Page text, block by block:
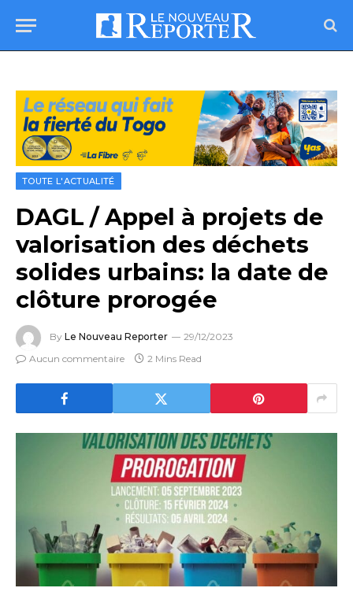
TOUTE L'ACTUALITÉ
DAGL / Appel à projets de
valorisation des déchets
solides urbains: la date de
clôture prorogée
By Le Nouveau Reporter
29/12/2023
Aucun commentaire
2 Mins Read